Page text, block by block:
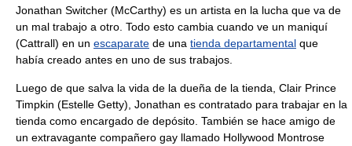
Jonathan Switcher (McCarthy) es un artista en la lucha que va de
un mal trabajo a otro. Todo esto cambia cuando ve un maniquí
(Cattrall) en un escaparate de una tienda departamental que
había creado antes en uno de sus trabajos.
Luego de que salva la vida de la dueña de la tienda, Clair Prince
Timpkin (Estelle Getty), Jonathan es contratado para trabajar en la
tienda como encargado de depósito. También se hace amigo de
un extravagante compañero gay llamado Hollywood Montrose